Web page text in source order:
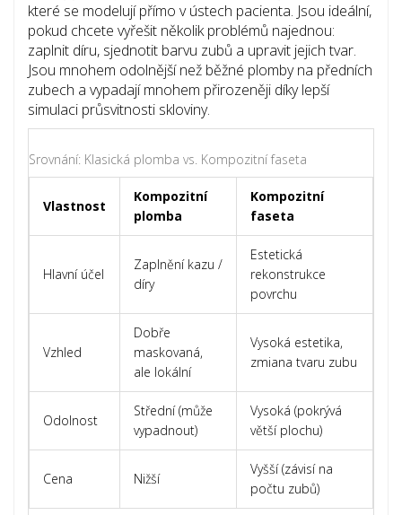
které se modelují přímo v ústech pacienta. Jsou ideální,
pokud chcete vyřešit několik problémů najednou:
zaplnit díru, sjednotit barvu zubů a upravit jejich tvar.
Jsou mnohem odolnější než běžné plomby na předních
zubech a vypadají mnohem přirozeněji díky lepší
simulaci průsvitnosti skloviny.
Srovnání: Klasická plomba vs. Kompozitní faseta
Vlastnost
Kompozitní
plomba
Kompozitní
faseta
Hlavní účel
Zaplnění kazu /
díry
Estetická
rekonstrukce
povrchu
Vzhled
Dobře
maskovaná,
ale lokální
Vysoká estetika,
zmiana tvaru zubu
Odolnost
Střední (může
vypadnout)
Vysoká (pokrývá
větší plochu)
Cena Nižší
Vyšší (závisí na
počtu zubů)